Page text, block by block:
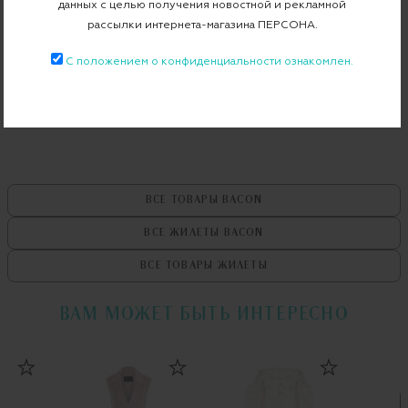
Бесплатная примерка в пункте выдачи
ВСЕ ТОВАРЫ BACON
ВСЕ ЖИЛЕТЫ BACON
ВСЕ ТОВАРЫ ЖИЛЕТЫ
ВАМ МОЖЕТ БЫТЬ ИНТЕРЕСНО
данных с целью получения новостной и рекламной
рассылки интернета-магазина ПЕРСОНА.
С положением о конфиденциальности ознакомлен.